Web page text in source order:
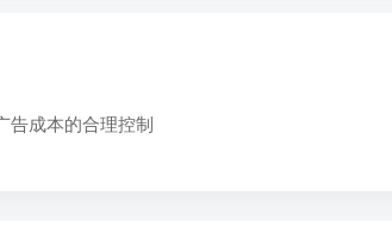
告成本的合理控制